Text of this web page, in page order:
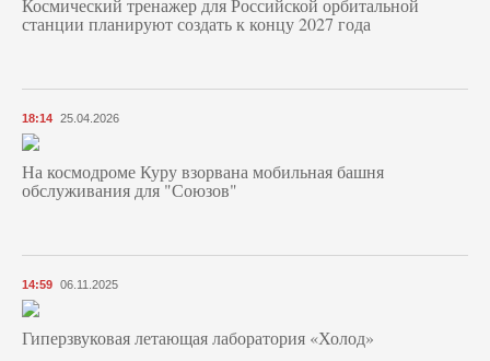
Космический тренажер для Российской орбитальной
станции планируют создать к концу 2027 года
18:14 25.04.2026
На космодроме Куру взорвана мобильная башня
обслуживания для "Союзов"
14:59 06.11.2025
Гиперзвуковая летающая лаборатория «Холод»